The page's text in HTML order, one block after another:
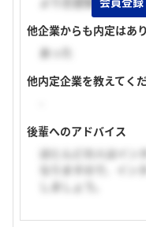
他企業からも内定はあ
あった
他内定企業を教えてく
後輩へのアドバイス
ほとんどの人はイン
なりますので、イ
しましょう。